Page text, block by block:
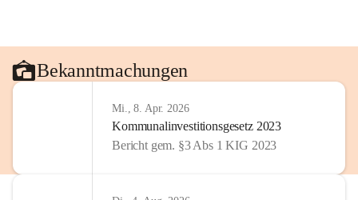
Bekanntmachungen
Mi., 8. Apr. 2026
Kommunalinvestitionsgesetz 2023
Bericht gem. §3 Abs 1 KIG 2023